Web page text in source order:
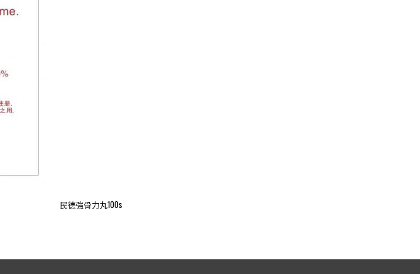
民德強骨力丸100s